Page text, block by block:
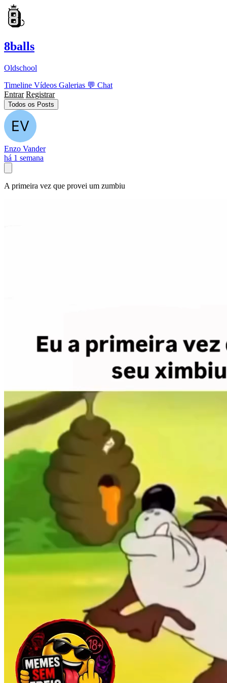
8balls
Oldschool
Timeline Vídeos Galerias 💬 Chat
Entrar Registrar
Todos os Posts
Enzo Vander
há 1 semana
A primeira vez que provei um zumbiu